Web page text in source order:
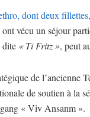
dont deux
vécu un séjour
dite « Ti Fritz », peut
de l’ancienne
de soutien à la
« Viv Ansanm ».